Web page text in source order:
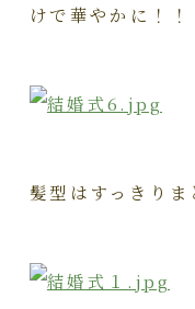
けで華やかに！！
髪型はすっきり